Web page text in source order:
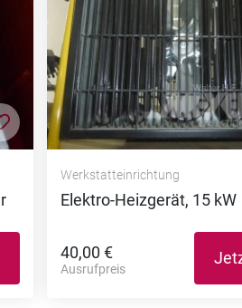
Zur Merkliste hinzufügen
Werkstatteinrichtung
Elektro-Heizgerät, 15 kW
40,00 €
Ausrufpreis